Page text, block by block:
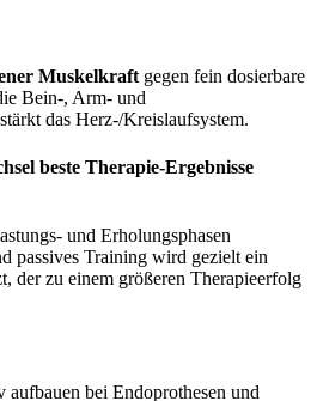
Muskelkraftgegen fein dosierbare
Bein-, Arm- und
das Herz-/Kreislaufsystem.
beste Therapie-Ergebnisse
und Erholungsphasen
passives Training wird gezielt ein
der zu einem größeren Therapieerfolg
aufbauen bei Endoprothesen und